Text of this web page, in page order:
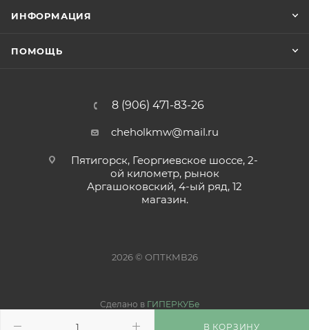
В КОРЗИНУ
ИНФОРМАЦИЯ
ПОМОЩЬ
8 (906) 471-83-26
cheholkmw@mail.ru
Пятигорск, Георгиевское шоссе, 2-
ой километр, рынок
Аргашоковский, 4-ый ряд, 12
магазин.
2026 © ОПТКМВ26
Сделано в ГИПЕРКУБе